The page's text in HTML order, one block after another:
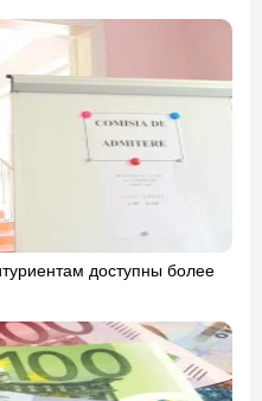
доступны более